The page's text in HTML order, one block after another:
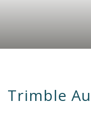
Trimble